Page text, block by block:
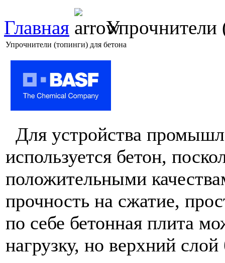
Главная Упрочнители
Упрочнители (топинги) для бетона
Для устройства
используется бетон,
положительными
прочность на сжатие,
по себе бетонная плита
нагрузку, но верхний